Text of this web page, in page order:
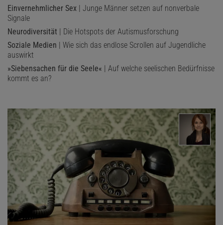
Einvernehmlicher Sex | Junge Männer setzen auf nonverbale
Signale
Neurodiversität | Die Hotspots der Autismusforschung
Soziale Medien | Wie sich das endlose Scrollen auf Jugendliche
auswirkt
»Siebensachen für die Seele« | Auf welche seelischen Bedürfnisse
kommt es an?